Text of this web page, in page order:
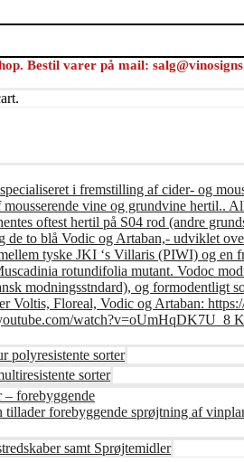
Bestil varer på mail:
i fremstilling af cider- og
vine og grundvine hertil..
oftest hertil på S04 rod (andre
de to blå Vodic og Artaban,- udviklet
tyske JKI ‘s Villaris (PIWI) og en
rotundifolia mutant. Vodoc
modningsstndard), og formodentligt
Voltis, Floreal, Vodic og Artaban:
watch?v=oUmHqDK7U_8
polyresistente sorter
sorter
– forebyggende
forebyggende sprøjtning af
samt Sprøjtemidler